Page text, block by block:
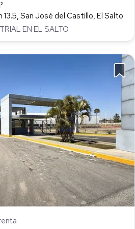
San José del Castillo, El Salto
EN EL SALTO